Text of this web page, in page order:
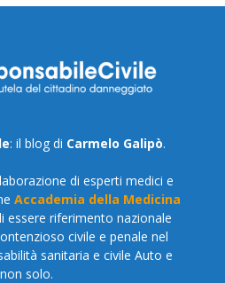
: il blog di Carmelo Galipò.
di esperti medici e
Accademia della Medicina
essere riferimento nazionale
civile e penale nel
sanitaria e civile Auto e
non solo.